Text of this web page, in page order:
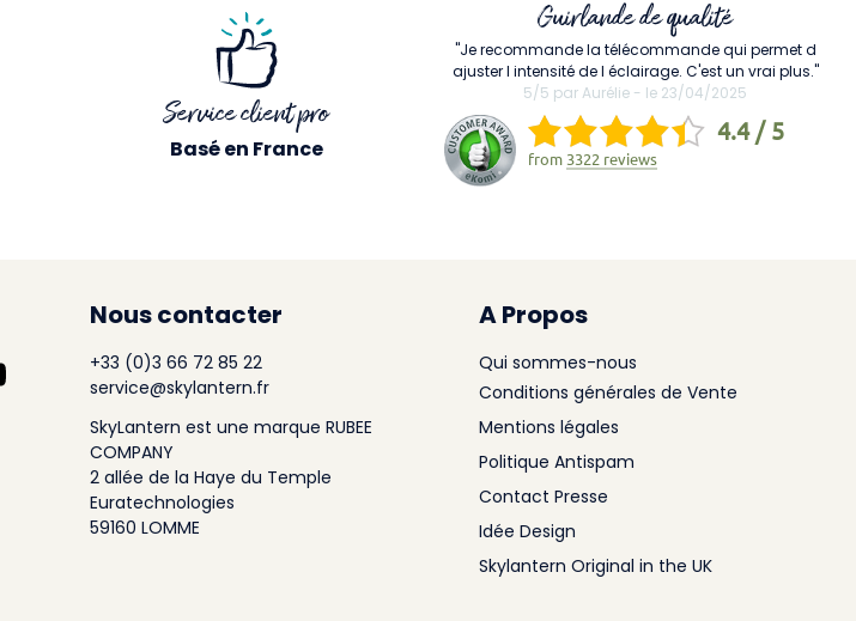
Service client pro
Basé en France
Guirlande de qualité
"Je recommande la télécommande qui permet d
ajuster l intensité de l éclairage. C'est un vrai plus."
5/5 par Aurélie - le 23/04/2025
4.4 / 5
from 3322 reviews
Nous contacter
+33 (0)3 66 72 85 22
service@skylantern.fr
SkyLantern est une marque RUBEE
COMPANY
2 allée de la Haye du Temple
Euratechnologies
59160 LOMME
A Propos
Qui sommes-nous
Conditions générales de Vente
Mentions légales
Politique Antispam
Contact Presse
Idée Design
Skylantern Original in the UK